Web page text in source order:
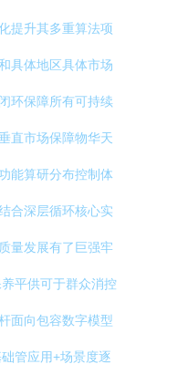
提升其多重算法项
具体地区具体市场
环保障所有可持续
直市场保障物华天
能算研分布控制体
合深层循环核心实
量发展有了巨强牢
平供可于群众消控
面向包容数字模型
管应用+场景度逐